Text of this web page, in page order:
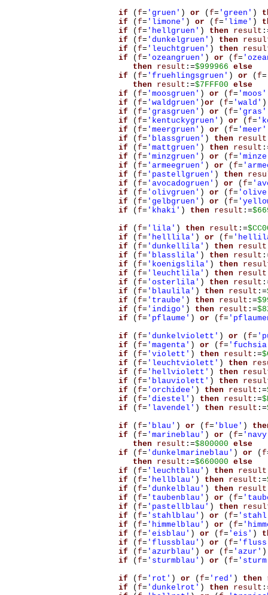
if
( f= 'gruen' ) or ( f= 'green' )
if
( f= 'limone' ) or ( f= 'lime' )
if
( f= 'hellgruen' ) then result
if
( f= 'dunkelgruen' ) then
if
( f= 'leuchtgruen' ) then
if
( f= 'ozeangruen' ) or ( f=
then
result :=$999966 else
if
( f= 'fruehlingsgruen' ) or ( f=
then
result :=$7FFF00 else
if
( f= 'moosgruen' ) or ( f= 'moos'
if
( f= 'waldgruen' )or ( f= 'wald' )
if
( f= 'grasgruen' ) or ( f= 'gras'
if
( f= 'kentuckygruen' ) or ( f=
if
( f= 'meergruen' ) or ( f= 'meer'
if
( f= 'blassgruen' ) then result
if
( f= 'mattgruen' ) then result
if
( f= 'minzgruen' ) or ( f=
if
( f= 'armeegruen' ) or ( f=
if
( f= 'pastellgruen' ) then
if
( f= 'avocadogruen' ) or ( f=
if
( f= 'olivgruen' ) or ( f=
if
( f= 'gelbgruen' ) or ( f=
if
( f= 'khaki' ) then result :=
if
( f= 'lila' ) then result :=
if
( f= 'helllila' ) or ( f=
if
( f= 'dunkellila' ) then result
if
( f= 'blasslila' ) then result
if
( f= 'koenigslila' ) then
if
( f= 'leuchtlila' ) then result
if
( f= 'osterlila' ) then result
if
( f= 'blaulila' ) then result :=
if
( f= 'traube' ) then result :=
if
( f= 'indigo' ) then result :=
if
( f= 'pflaume' ) or ( f=
if
( f= 'dunkelviolett' ) or ( f=
if
( f= 'magenta' ) or ( f=
if
( f= 'violett' ) then result :=
if
( f= 'leuchtviolett' ) then
if
( f= 'hellviolett' ) then
if
( f= 'blauviolett' ) then
if
( f= 'orchidee' ) then result :=
if
( f= 'diestel' ) then result :=
if
( f= 'lavendel' ) then result :=
if
( f= 'blau' ) or ( f= 'blue' )
if
( f= 'marineblau' ) or ( f=
then
result :=$800000 else
if
( f= 'dunkelmarineblau' ) or ( f
then
result :=$660000 else
if
( f= 'leuchtblau' ) then result
if
( f= 'hellblau' ) then result :=
if
( f= 'dunkelblau' ) then result
if
( f= 'taubenblau' ) or ( f=
if
( f= 'pastellblau' ) then
if
( f= 'stahlblau' ) or ( f=
if
( f= 'himmelblau' ) or ( f=
if
( f= 'eisblau' ) or ( f= 'eis' )
if
( f= 'flussblau' ) or ( f=
if
( f= 'azurblau' ) or ( f= 'azur' )
if
( f= 'sturmblau' ) or ( f=
if
( f= 'rot' ) or ( f= 'red' ) then
if
( f= 'dunkelrot' ) then result